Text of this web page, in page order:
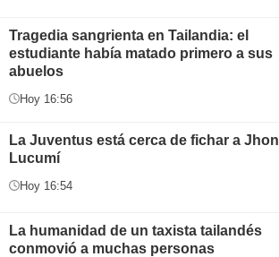
Tragedia sangrienta en Tailandia: el
estudiante había matado primero a sus
abuelos
Hoy 16:56
La Juventus está cerca de fichar a Jhon
Lucumí
Hoy 16:54
La humanidad de un taxista tailandés
conmovió a muchas personas